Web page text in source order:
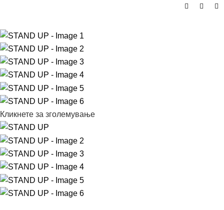
Кликнете за зголемување